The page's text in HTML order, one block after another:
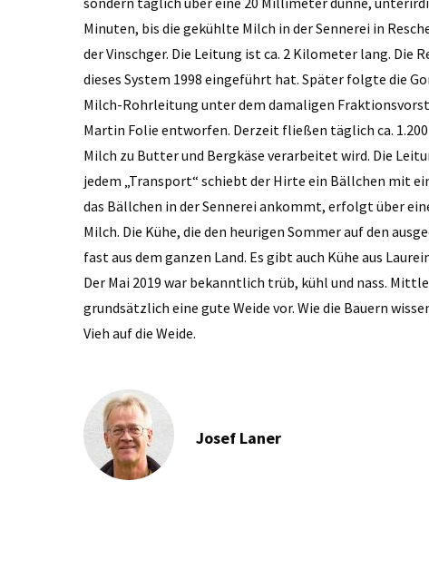
Minuten, bis die gekühlte Milch in der Sennerei in
der Vinschger. Die Leitung ist ca. 2 Kilometer lang. Die
dieses System 1998 eingeführt hat. Später folgte die
Milch-Rohrleitung unter dem damaligen
Martin Folie entworfen. Derzeit fließen täglich ca.
Milch zu Butter und Bergkäse verarbeitet wird. Die
jedem „Transport“ schiebt der Hirte ein Bällchen mit
das Bällchen in der Sennerei ankommt, erfolgt über
Milch. Die Kühe, die den heurigen Sommer auf den
fast aus dem ganzen Land. Es gibt auch Kühe aus
Der Mai 2019 war bekanntlich trüb, kühl und nass.
grundsätzlich eine gute Weide vor. Wie die Bauern
Vieh auf die Weide.
Josef Laner